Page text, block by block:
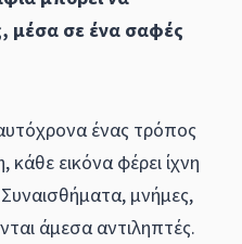
μέσα σε ένα σαφές
ένας τρόπος
εικόνα φέρει ίχνη
μνήμες,
άμεσα αντιληπτές.